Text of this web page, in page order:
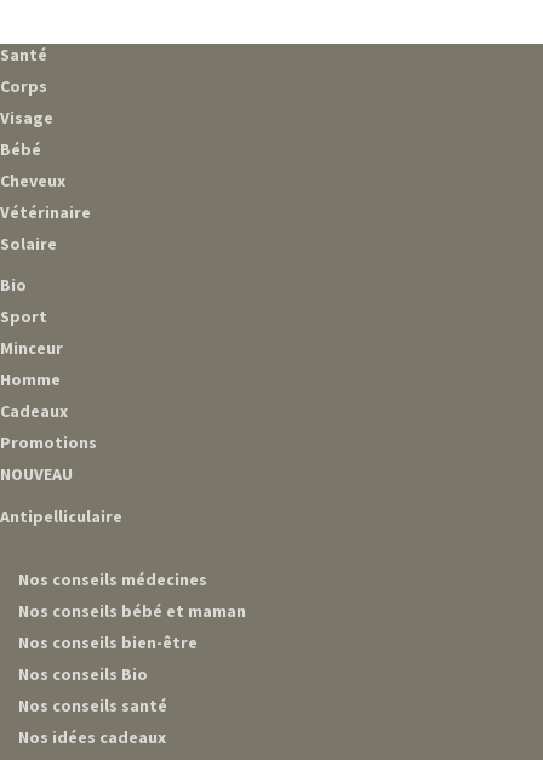
Santé
Corps
Visage
Bébé
Cheveux
Vétérinaire
Solaire
Bio
Sport
Minceur
Homme
Cadeaux
Promotions
NOUVEAU
Antipelliculaire
Nos conseils médecines
Nos conseils bébé et maman
Nos conseils bien-être
Nos conseils Bio
Nos conseils santé
Nos idées cadeaux